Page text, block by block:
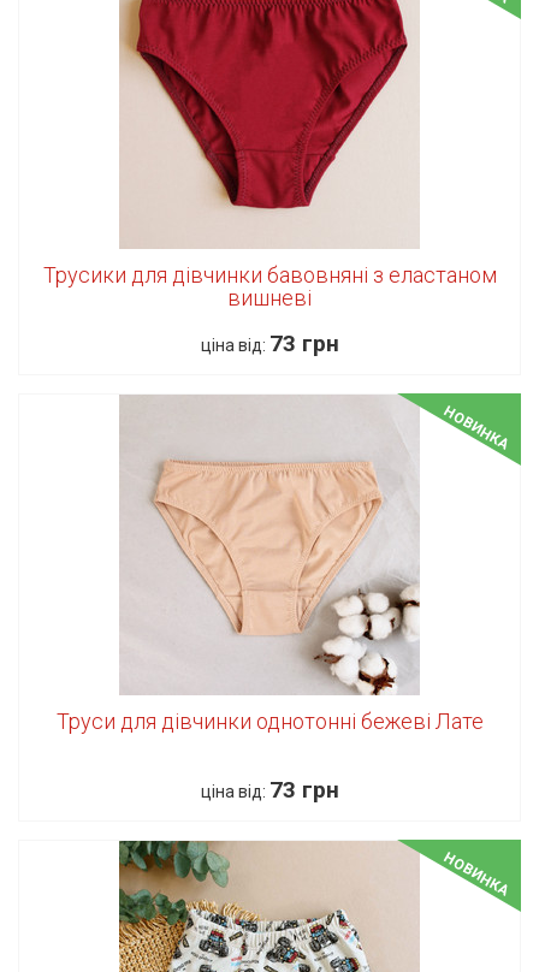
Трусики для дівчинки бавовняні з еластаном
вишневі
ціна від: 73 грн
НОВИНКА
Труси для дівчинки однотонні бежеві Лате
ціна від: 73 грн
НОВИНКА